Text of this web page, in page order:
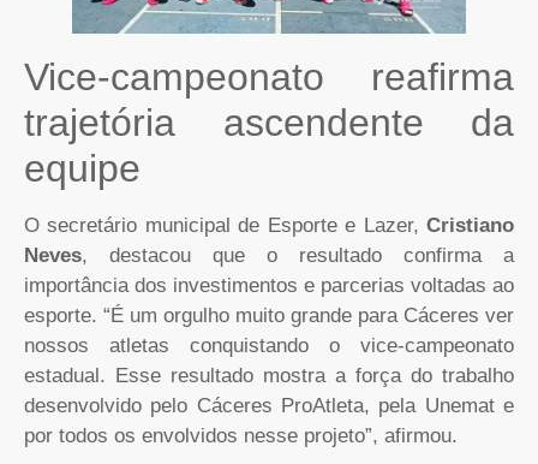
Vice-campeonato reafirma
trajetória ascendente da
equipe
O secretário municipal de Esporte e Lazer, Cristiano
Neves, destacou que o resultado confirma a
importância dos investimentos e parcerias voltadas ao
esporte. “É um orgulho muito grande para Cáceres ver
nossos atletas conquistando o vice-campeonato
estadual. Esse resultado mostra a força do trabalho
desenvolvido pelo Cáceres ProAtleta, pela Unemat e
por todos os envolvidos nesse projeto”, afirmou.